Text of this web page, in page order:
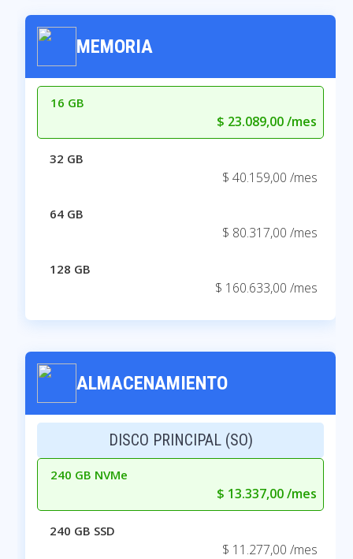
MEMORIA
16 GB
$ 23.089,00 /mes
32 GB
$ 40.159,00 /mes
64 GB
$ 80.317,00 /mes
128 GB
$ 160.633,00 /mes
ALMACENAMIENTO
DISCO PRINCIPAL (SO)
240 GB NVMe
$ 13.337,00 /mes
240 GB SSD
$ 11.277,00 /mes